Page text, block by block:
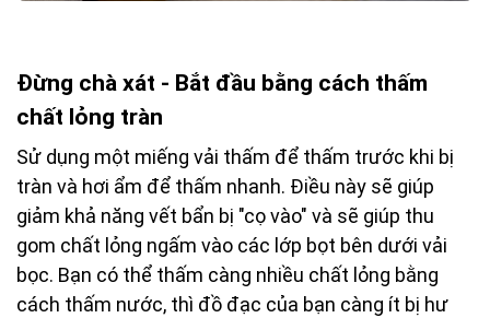
Đừng chà xát - Bắt đầu bằng cách thấm
chất lỏng tràn
Sử dụng một miếng vải thấm để thấm trước khi bị
tràn và hơi ẩm để thấm nhanh. Điều này sẽ giúp
giảm khả năng vết bẩn bị "cọ vào" và sẽ giúp thu
gom chất lỏng ngấm vào các lớp bọt bên dưới vải
bọc. Bạn có thể thấm càng nhiều chất lỏng bằng
cách thấm nước, thì đồ đạc của bạn càng ít bị hư